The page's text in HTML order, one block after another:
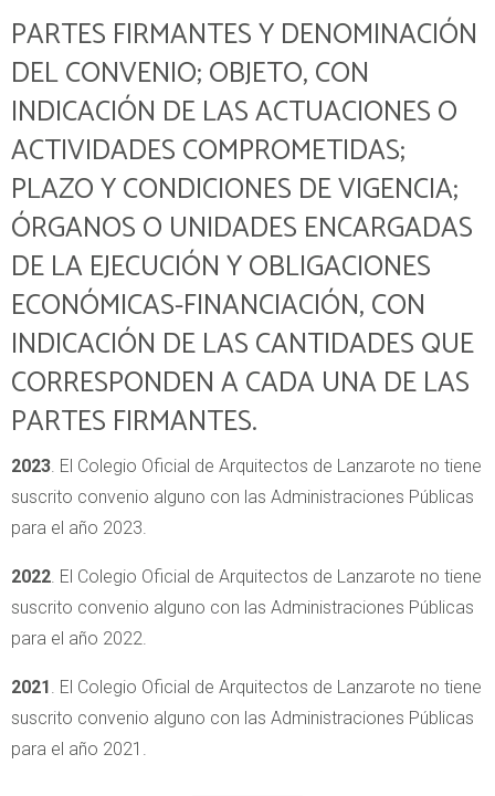
PARTES FIRMANTES Y DENOMINACIÓN
DEL CONVENIO; OBJETO, CON
INDICACIÓN DE LAS ACTUACIONES O
ACTIVIDADES COMPROMETIDAS;
PLAZO Y CONDICIONES DE VIGENCIA;
ÓRGANOS O UNIDADES ENCARGADAS
DE LA EJECUCIÓN Y OBLIGACIONES
ECONÓMICAS-FINANCIACIÓN, CON
INDICACIÓN DE LAS CANTIDADES QUE
CORRESPONDEN A CADA UNA DE LAS
PARTES FIRMANTES.
2023 . El Colegio Oficial de Arquitectos de Lanzarote no tiene
suscrito convenio alguno con las Administraciones Públicas
para el año 2023.
2022 . El Colegio Oficial de Arquitectos de Lanzarote no tiene
suscrito convenio alguno con las Administraciones Públicas
para el año 2022.
2021 . El Colegio Oficial de Arquitectos de Lanzarote no tiene
suscrito convenio alguno con las Administraciones Públicas
para el año 2021.